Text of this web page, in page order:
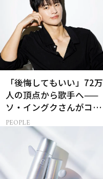
「後悔してもいい」72万
人の頂点から歌手へ——
ソ・イングクさんがコツ
コツ頑張れる原動力とは
PEOPLE